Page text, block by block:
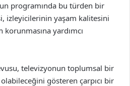
programında bu türden bir
izleyicilerinin yaşam kalitesini
korunmasına yardımcı
televizyonun toplumsal bir
gösteren çarpıcı bir